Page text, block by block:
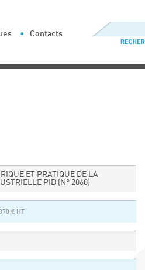
Contacts
ET PRATIQUE DE LA
PID (N° 2060)
€ HT